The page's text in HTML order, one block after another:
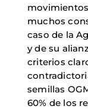
muchos
caso de la
y de su
criterios
semillas
60% de los